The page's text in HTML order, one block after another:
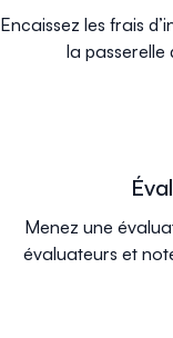
Encaissez les frais
la passerelle
Menez une
évaluateurs et